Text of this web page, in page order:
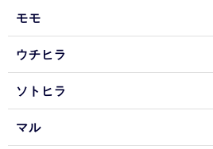
モモ
ウチヒラ
ソトヒラ
マル